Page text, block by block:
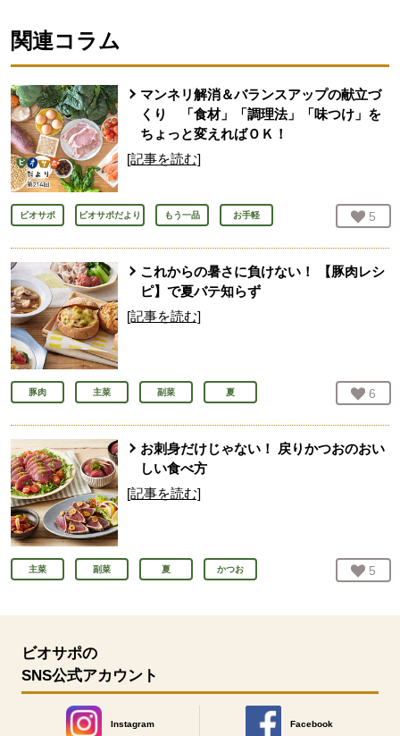
関連コラム
マンネリ解消＆バランスアップの献立づ
くり 「食材」「調理法」「味つけ」を
ちょっと変えればＯＫ！
[記事を読む]
ビオサポ ビオサポだより もう一品 お手軽 お気
5
これからの暑さに負けない！ 【豚肉レシ
ピ】で夏バテ知らず
[記事を読む]
豚肉 主菜 副菜 夏 お気
6
お刺身だけじゃない！ 戻りかつおのおい
しい食べ方
[記事を読む]
主菜 副菜 夏 かつお お気
5
ビオサポの
SNS公式アカウント
Instagram
別のウィンドウで開きます。
Facebook
別のウィンドウで開きます